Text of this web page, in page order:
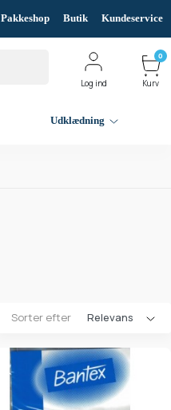
Pakkeshop Butik Kundeservice
Log ind
0
Kurv
Udklædning
Sorter efter